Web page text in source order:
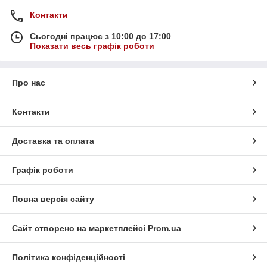
Контакти
Сьогодні працює з 10:00 до 17:00
Показати весь графік роботи
Про нас
Контакти
Доставка та оплата
Графік роботи
Повна версія сайту
Сайт створено на маркетплейсі Prom.ua
Політика конфіденційності